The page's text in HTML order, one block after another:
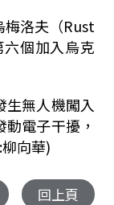
梅洛夫（Rust
個加入烏克
生無人機闖入
電子干擾，
向華)
回上頁